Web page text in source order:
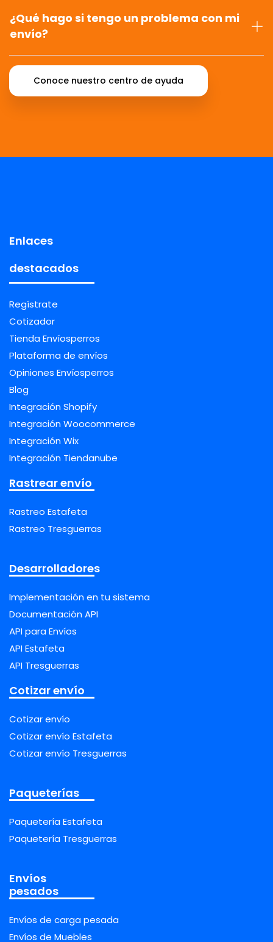
¿Qué hago si tengo un problema con mi
envío?
Conoce nuestro centro de ayuda
Enlaces
destacados
Regístrate
Cotizador
Tienda Envíosperros
Plataforma de envíos
Opiniones Envíosperros
Blog
Integración Shopify
Integración Woocommerce
Integración Wix
Integración Tiendanube
Rastrear envío
Rastreo Estafeta
Rastreo Tresguerras
Desarrolladores
Implementación en tu sistema
Documentación API
API para Envíos
API Estafeta
API Tresguerras
Cotizar envío
Cotizar envío
Cotizar envío Estafeta
Cotizar envío Tresguerras
Paqueterías
Paquetería Estafeta
Paquetería Tresguerras
Envíos
pesados
Envíos de carga pesada
Envíos de Muebles